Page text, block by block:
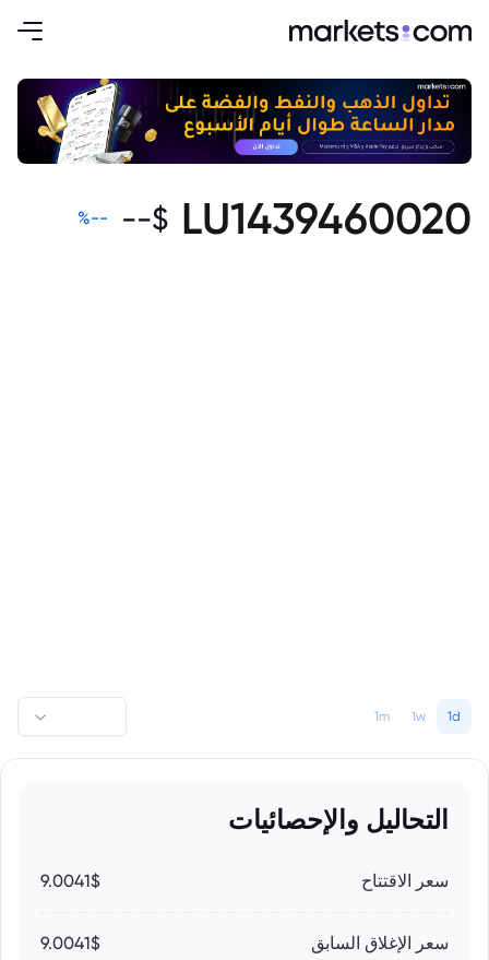
LU1439460020
$
--
--
%
1d
1w
1m
التحاليل والإحصائيات
سعر الاقتتاح 9.0041$
سعر الإغلاق السابق 9.0041$